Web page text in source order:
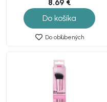
8.69 €
Do košíka
Do obľúbených